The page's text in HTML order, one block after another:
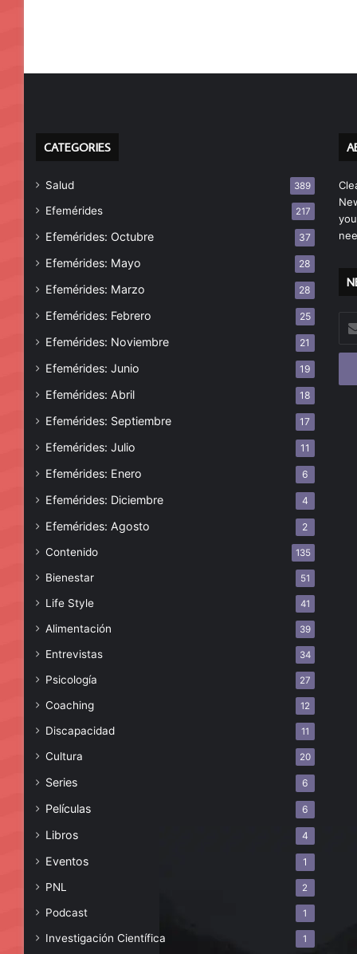
CATEGORIES
Salud 389
Efemérides 217
Efemérides: Octubre 37
Efemérides: Mayo 28
Efemérides: Marzo 28
Efemérides: Febrero 25
Efemérides: Noviembre 21
Efemérides: Junio 19
Efemérides: Abril 18
Efemérides: Septiembre 17
Efemérides: Julio 11
Efemérides: Enero 6
Efemérides: Diciembre 4
Efemérides: Agosto 2
Contenido 135
Bienestar 51
Life Style 41
Alimentación 39
Entrevistas 34
Psicología 27
Coaching 12
Discapacidad 11
Cultura 20
Series 6
Películas 6
Libros 4
Eventos 1
PNL 2
Podcast 1
Investigación Científica 1